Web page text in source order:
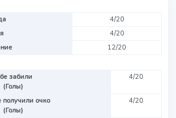
4/20
4/20
12/20
забили
(Голы)
4/20
очко
(Голы)
4/20